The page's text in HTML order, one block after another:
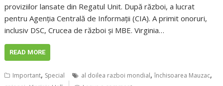
proviziilor lansate din Regatul Unit. După război, a lucrat
pentru Agenția Centrală de Informații (CIA). A primit onoruri,
inclusiv DSC, Crucea de război și MBE. Virginia…
READ MORE
Important, Special al doilea razboi mondial,închisoarea Mauzac,